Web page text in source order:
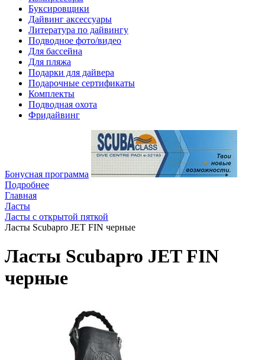
Буксировщики
Дайвинг аксессуары
Литература по дайвингу
Подводное фото/видео
Для бассейна
Для пляжа
Подарки для дайвера
Подарочные сертификаты
Комплекты
Подводная охота
Фридайвинг
Бонусная программа
Подробнее
Главная
Ласты
Ласты с открытой пяткой
Ласты Scubapro JET FIN черные
Ласты Scubapro JET FIN
черные